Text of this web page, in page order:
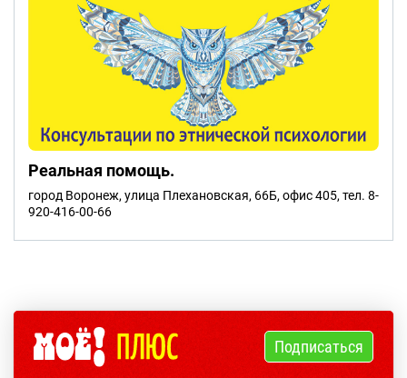
Реальная помощь.
город Воронеж, улица Плехановская, 66Б, офис 405, тел. 8-
920-416-00-66
Подписаться